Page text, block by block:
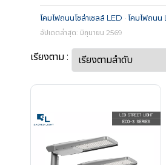
โคมไฟถนนโซล่าเซลล์ LED · โคมไฟถนน
อัปเดตล่าสุด: มิถุนายน 2569
เรียงตาม :